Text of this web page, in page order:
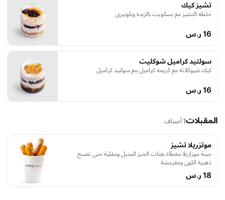
تشيز كيك
خلطه التشيز مع بسكويت بالزبده وبلوبيرى
16 ر.س
سولتيد كراميل شوكليت
كيك شيوكلاته مع كريمه كراميل مع سولتيد كراميل
16 ر.س
المقبلات1 أصناف
موتزريلا تشيز
جبنة موزاريلا مغطاة بفتات الخبز المتبل ومقلية حتى تصبح
ذهبية اللون ومقرمشة
18 ر.س